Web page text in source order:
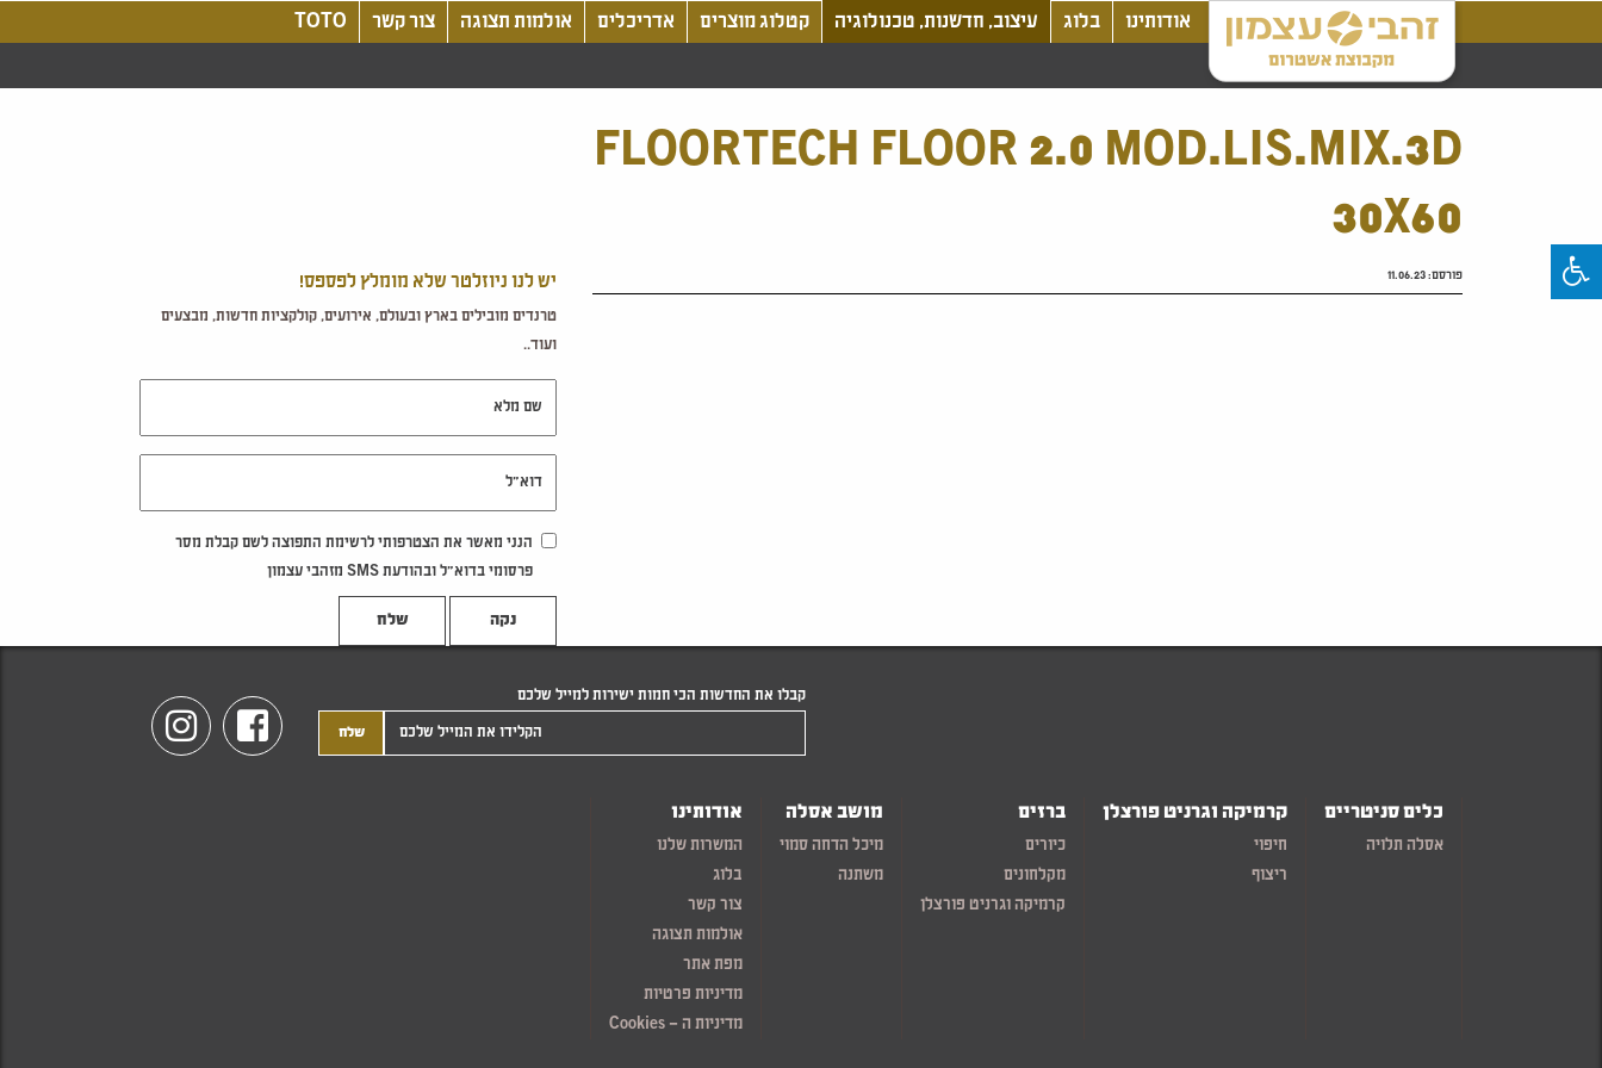
אודותינו בלוג עיצוב, חדשנות, טכנולוגיה קטלוג מוצרים אדריכלים אולמות תצוגה צור קשר TOTO
FLOORTECH FLOOR 2.0 MOD.LIS.MIX.3D
30X60
פורסם:11.06.23 יש לנו ניוזלטר שלא מומלץ לפספס!
טרנדים מובילים בארץ ובעולם, אירועים, קולקציות חדשות, מבצעים
ועוד..
הנני מאשר את הצטרפותי לרשימת התפוצה לשם קבלת מסר
פרסומי בדוא"ל ובהודעת SMS מזהבי עצמון
נקה
Facebook
Instagram
קבלו את החדשות הכי חמות ישירות למייל שלכם
כלים סניטריים
אסלה תלויה
קרמיקה וגרניט פורצלן
חיפוי
ריצוף
ברזים
כיורים
מקלחונים
קרמיקה וגרניט פורצלן
מושב אסלה
מיכל הדחה סמוי
משתנה
אודותינו
המשרות שלנו
בלוג
צור קשר
אולמות תצוגה
מפת אתר
מדיניות פרטיות
מדיניות ה – Cookies